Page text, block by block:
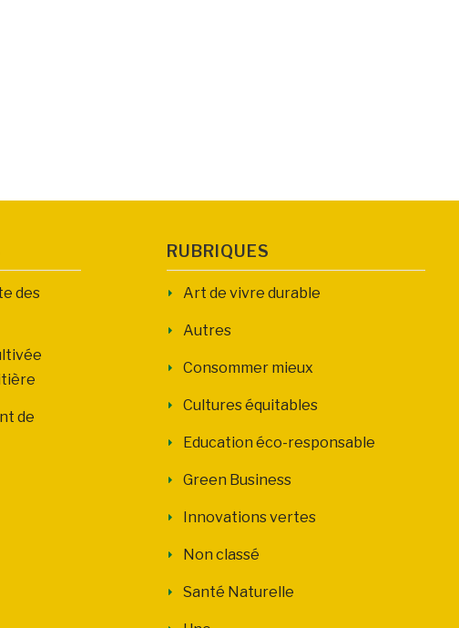
des
de
RUBRIQUES
Art de vivre durable
Autres
Consommer mieux
Cultures équitables
Education éco-responsable
Green Business
Innovations vertes
Non classé
Santé Naturelle